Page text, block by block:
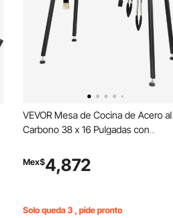
VEVOR Mesa de Cocina de Acero al
Carbono 38 x 16 Pulgadas con
Preparar Comida al Aire Libre y Horno
Holandés
Mex$4,872
Solo queda 3 , pide pronto